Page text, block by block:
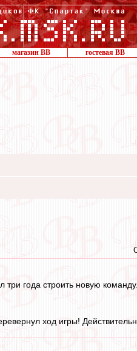
магазин ВВ гостевая ВВ
года строить новую
ход игры!